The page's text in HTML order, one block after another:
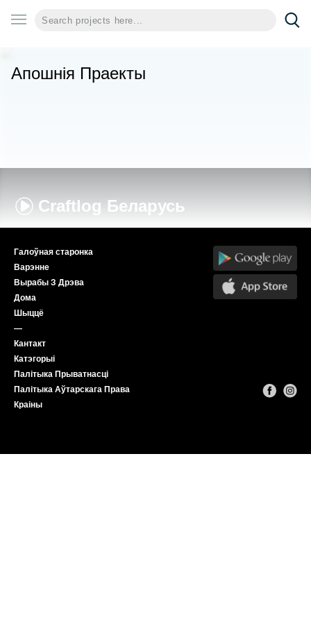
Апошнія Праекты
Craftlog Беларусь
Галоўная старонка
Варэнне
Вырабы З Дрэва
Дома
Шыццё
—
Кантакт
Катэгорыі
Палітыка Прыватнасці
Палітыка Аўтарскага Права
Краіны